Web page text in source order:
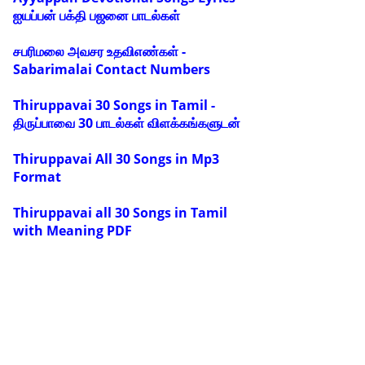
ஐயப்பன் பக்தி பஜனை பாடல்கள்
சபரிமலை அவசர உதவிஎண்கள் -
Sabarimalai Contact Numbers
Thiruppavai 30 Songs in Tamil -
திருப்பாவை 30 பாடல்கள் விளக்கங்களுடன்
Thiruppavai All 30 Songs in Mp3
Format
Thiruppavai all 30 Songs in Tamil
with Meaning PDF